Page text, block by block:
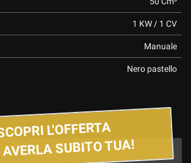
1 KW / 1 CV
Manuale
Nero pastello
L'OFFERTA
SUBITO TUA!